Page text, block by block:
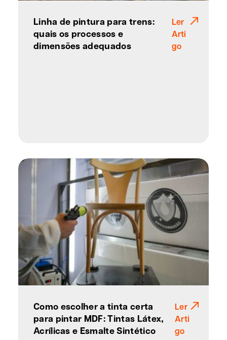
Linha de pintura para trens:
quais os processos e
dimensões adequados
Ler
Arti
go
Como escolher a tinta certa
para pintar MDF: Tintas Látex,
Acrílicas e Esmalte Sintético
Ler
Arti
go